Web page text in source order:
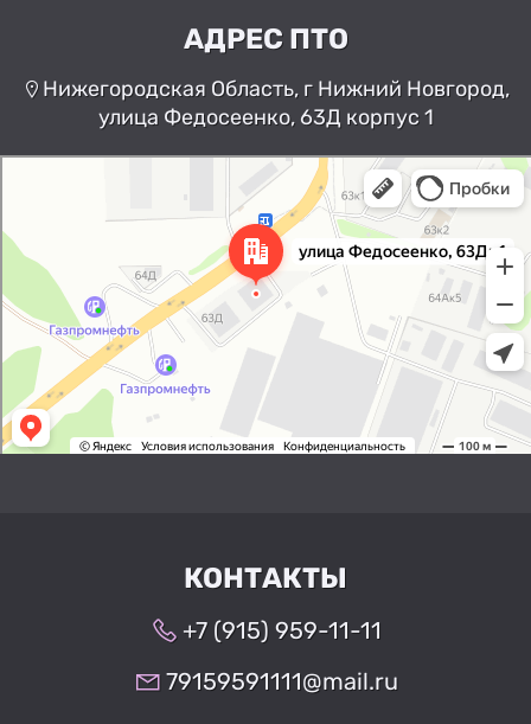
АДРЕС ПТО
Нижегородская Область, г Нижний Новгород,
улица Федосеенко, 63Д корпус 1
Нижний Новгород
Улица Федосеенко, 63Дк1 —
Яндекс Карты
КОНТАКТЫ
+7 (915) 959-11-11
79159591111@mail.ru